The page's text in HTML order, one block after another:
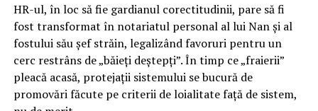
HR-ul, în loc să fie gardianul corectitudinii, pare să fi
fost transformat în notariatul personal al lui Nan și al
fostului său șef străin, legalizând favoruri pentru un
cerc restrâns de „băieți deștepți”. În timp ce „fraierii”
pleacă acasă, protejații sistemului se bucură de
promovări făcute pe criterii de loialitate față de sistem,